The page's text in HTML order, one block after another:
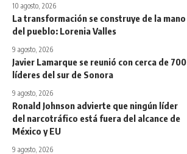
10 agosto, 2026
La transformación se construye de la mano
del pueblo: Lorenia Valles
9 agosto, 2026
Javier Lamarque se reunió con cerca de 700
líderes del sur de Sonora
9 agosto, 2026
Ronald Johnson advierte que ningún líder
del narcotráfico está fuera del alcance de
México y EU
9 agosto, 2026